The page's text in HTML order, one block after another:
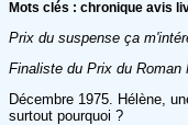
Mots clés : chronique avis
Prix du suspense ça
Finaliste du Prix du Roman
Décembre 1975. Hélène,
surtout pourquoi ?